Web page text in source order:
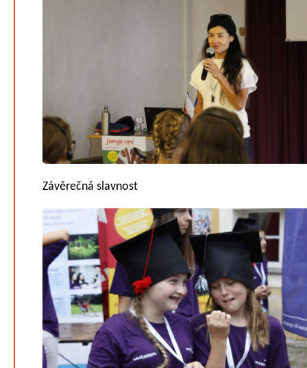
Závěrečná slavnost